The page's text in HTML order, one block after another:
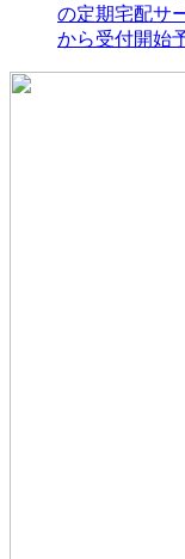
の定期宅配サ
から受付開始